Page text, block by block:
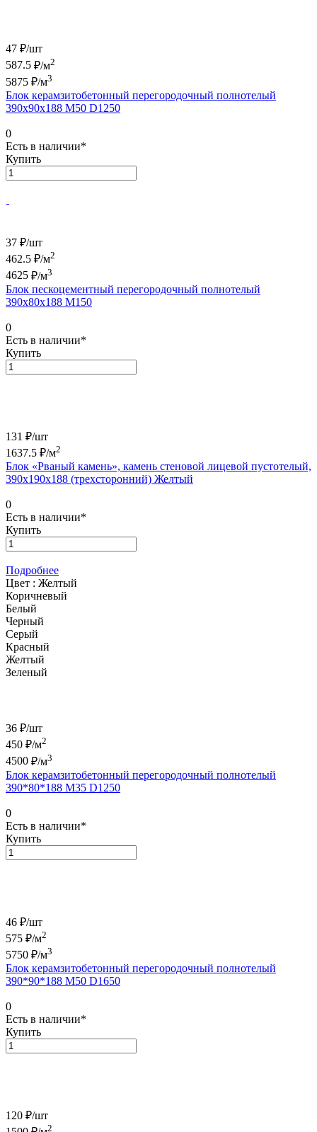
47 ₽/шт
587.5 ₽/м2
5875 ₽/м3
Блок керамзитобетонный перегородочный полнотелый
390х90х188 М50 D1250
0
Есть в наличии*
Купить
37 ₽/шт
462.5 ₽/м2
4625 ₽/м3
Блок пескоцементный перегородочный полнотелый
390х80х188 М150
0
Есть в наличии*
Купить
131 ₽/шт
1637.5 ₽/м2
Блок «Рваный камень», камень стеновой лицевой пустотелый,
390х190х188 (трехсторонний) Желтый
0
Есть в наличии*
Купить
Подробнее
Цвет : Желтый
Коричневый
Белый
Черный
Серый
Красный
Желтый
Зеленый
36 ₽/шт
450 ₽/м2
4500 ₽/м3
Блок керамзитобетонный перегородочный полнотелый
390*80*188 М35 D1250
0
Есть в наличии*
Купить
46 ₽/шт
575 ₽/м2
5750 ₽/м3
Блок керамзитобетонный перегородочный полнотелый
390*90*188 М50 D1650
0
Есть в наличии*
Купить
120 ₽/шт
2